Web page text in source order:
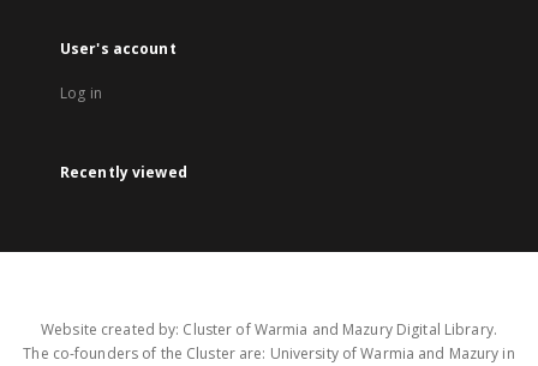
User's account
Log in
Recently viewed
Website created by: Cluster of Warmia and Mazury Digital Library.
The co-founders of the Cluster are: University of Warmia and Mazury in